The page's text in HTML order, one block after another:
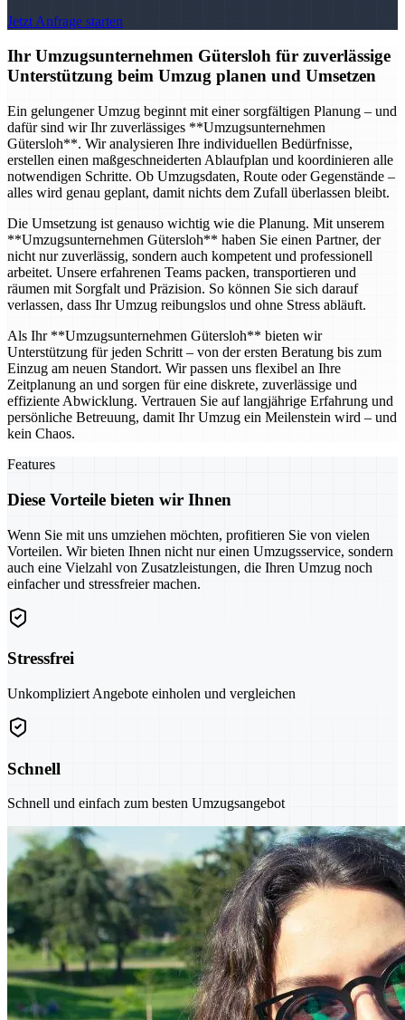
Jetzt Anfrage starten
Ihr Umzugsunternehmen Gütersloh für zuverlässige
Unterstützung beim Umzug planen und Umsetzen
Ein gelungener Umzug beginnt mit einer sorgfältigen Planung – und
dafür sind wir Ihr zuverlässiges **Umzugsunternehmen
Gütersloh**. Wir analysieren Ihre individuellen Bedürfnisse,
erstellen einen maßgeschneiderten Ablaufplan und koordinieren alle
notwendigen Schritte. Ob Umzugsdaten, Route oder Gegenstände –
alles wird genau geplant, damit nichts dem Zufall überlassen bleibt.
Die Umsetzung ist genauso wichtig wie die Planung. Mit unserem
**Umzugsunternehmen Gütersloh** haben Sie einen Partner, der
nicht nur zuverlässig, sondern auch kompetent und professionell
arbeitet. Unsere erfahrenen Teams packen, transportieren und
räumen mit Sorgfalt und Präzision. So können Sie sich darauf
verlassen, dass Ihr Umzug reibungslos und ohne Stress abläuft.
Als Ihr **Umzugsunternehmen Gütersloh** bieten wir
Unterstützung für jeden Schritt – von der ersten Beratung bis zum
Einzug am neuen Standort. Wir passen uns flexibel an Ihre
Zeitplanung an und sorgen für eine diskrete, zuverlässige und
effiziente Abwicklung. Vertrauen Sie auf langjährige Erfahrung und
persönliche Betreuung, damit Ihr Umzug ein Meilenstein wird – und
kein Chaos.
Features
Diese Vorteile bieten wir Ihnen
Wenn Sie mit uns umziehen möchten, profitieren Sie von vielen
Vorteilen. Wir bieten Ihnen nicht nur einen Umzugsservice, sondern
auch eine Vielzahl von Zusatzleistungen, die Ihren Umzug noch
einfacher und stressfreier machen.
Stressfrei
Unkompliziert Angebote einholen und vergleichen
Schnell
Schnell und einfach zum besten Umzugsangebot